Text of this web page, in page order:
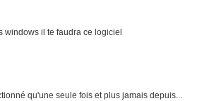
il te faudra ce logiciel
qu'une seule fois et plus jamais depuis...